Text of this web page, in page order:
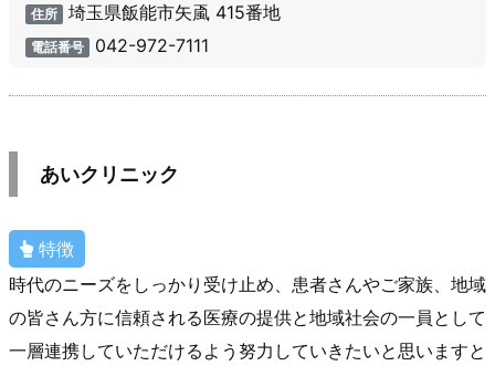
住所 埼玉県飯能市矢颪 415番地
電話番号 042-972-7111
あいクリニック
特徴
時代のニーズをしっかり受け止め、患者さんやご家族、地域
の皆さん方に信頼される医療の提供と地域社会の一員として
一層連携していただけるよう努力していきたいと思いますと